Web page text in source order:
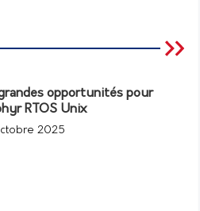
opportunités pour
RTOS Unix
2025